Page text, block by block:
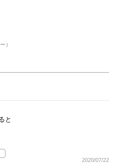
）
と
2020/07/22